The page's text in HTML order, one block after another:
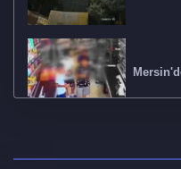
ilde